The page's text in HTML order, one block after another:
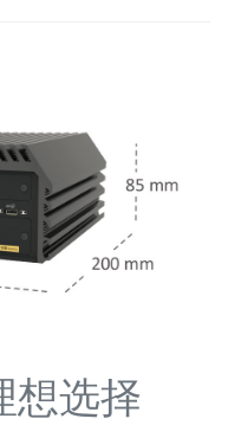
想选择